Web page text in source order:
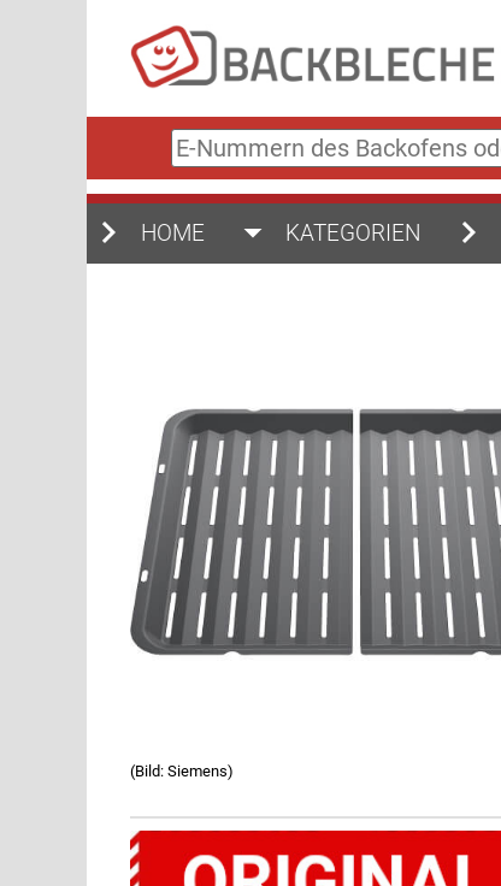
E-
Nummern
des
oder
HOME KATEGORIEN
(Bild: Siemens)